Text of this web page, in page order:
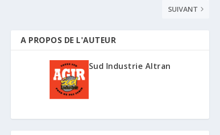
SUIVANT
A PROPOS DE L'AUTEUR
Sud Industrie Altran